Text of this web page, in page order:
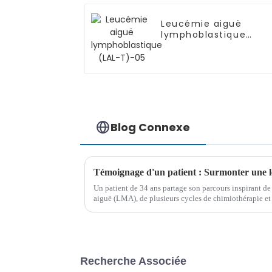
Leucémie aiguë
lymphoblastique
(LAL-T)-05
Blog Connexe
Un patient de 34 ans partage son parcours inspirant
aiguë (LMA), de plusieurs cycles de chimiothérapie
Recherche Associée